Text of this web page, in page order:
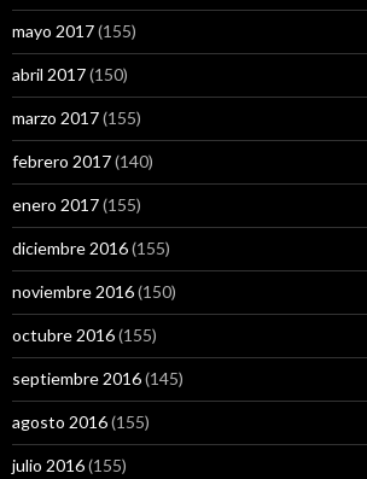
mayo 2017(155)
abril 2017(150)
marzo 2017(155)
febrero 2017(140)
enero 2017(155)
diciembre 2016(155)
noviembre 2016(150)
octubre 2016(155)
septiembre 2016(145)
agosto 2016(155)
julio 2016(155)